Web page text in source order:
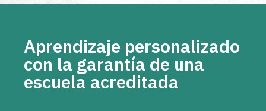
Aprendizaje personalizado
con la garantía de una
escuela acreditada